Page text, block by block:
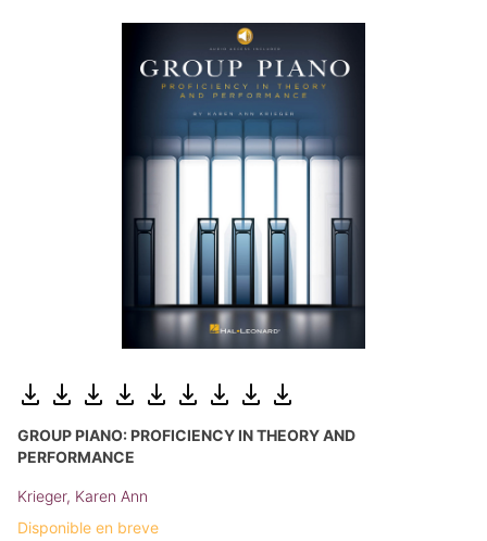
GROUP PIANO: PROFICIENCY IN THEORY AND
PERFORMANCE
Krieger, Karen Ann
Disponible en breve